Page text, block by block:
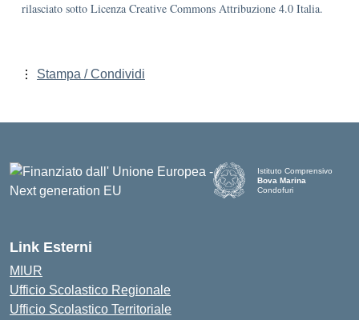
rilasciato sotto Licenza Creative Commons Attribuzione 4.0 Italia.
Stampa / Condividi
Istituto Comprensivo
Bova Marina
Condofuri
Link Esterni
MIUR
Ufficio Scolastico Regionale
Ufficio Scolastico Territoriale